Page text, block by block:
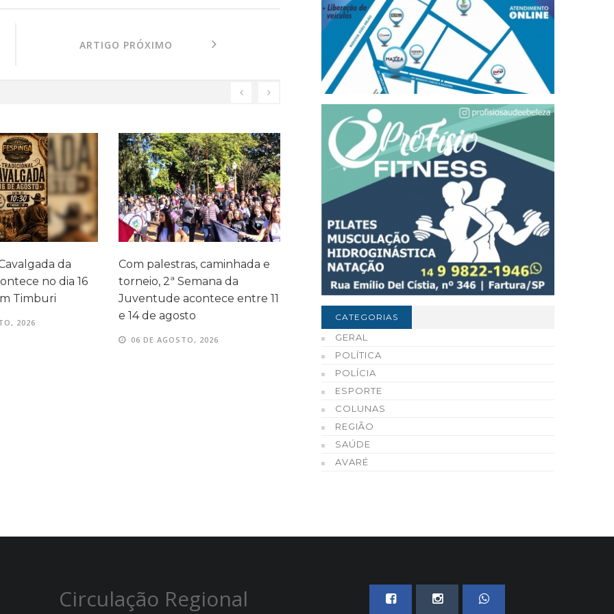
ARTIGO PRÓXIMO
caminhada e
da
entre 11
Avaliação de Monitoramento
fortalece acompanhamento
da aprendizagem em Avaré
06 DE AGOSTO, 2026
Final da Copa iGO de Futsal
Avareense acontece nesta
sexta-feira, dia 7
06 DE AGOSTO, 2026
Polícia Civil incinera
220 quilos de drogas
apreendidas em Avaré
CATEGORIAS
GERAL
POLÍTICA
POLÍCIA
ESPORTE
COLUNAS
REGIÃO
SAÚDE
AVARÉ
Circulação Regional